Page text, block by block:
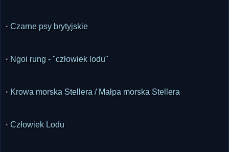
· Czarne psy brytyjskie
· Ngoi rung - "człowiek lodu"
· Krowa morska Stellera / Małpa morska Stellera
· Człowiek Lodu